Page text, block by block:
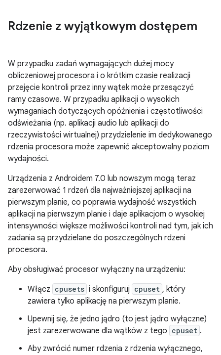
Rdzenie z wyjątkowym dostępem
W przypadku zadań wymagających dużej mocy
obliczeniowej procesora i o krótkim czasie realizacji
przejęcie kontroli przez inny wątek może przesączyć
ramy czasowe. W przypadku aplikacji o wysokich
wymaganiach dotyczących opóźnienia i częstotliwości
odświeżania (np. aplikacji audio lub aplikacji do
rzeczywistości wirtualnej) przydzielenie im dedykowanego
rdzenia procesora może zapewnić akceptowalny poziom
wydajności.
Urządzenia z Androidem 7.0 lub nowszym mogą teraz
zarezerwować 1 rdzeń dla najważniejszej aplikacji na
pierwszym planie, co poprawia wydajność wszystkich
aplikacji na pierwszym planie i daje aplikacjom o wysokiej
intensywności większe możliwości kontroli nad tym, jak ich
zadania są przydzielane do poszczególnych rdzeni
procesora.
Aby obsługiwać procesor wyłączny na urządzeniu:
Włącz cpusets i skonfiguruj cpuset , który
zawiera tylko aplikację na pierwszym planie.
Upewnij się, że jedno jądro (to jest jądro wyłączne)
jest zarezerwowane dla wątków z tego cpuset .
Aby zwrócić numer rdzenia z rdzenia wyłącznego,